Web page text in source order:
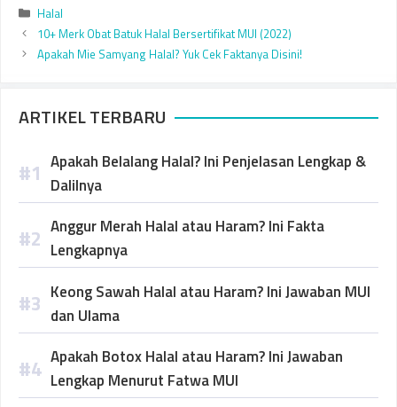
Categories
Halal
10+ Merk Obat Batuk Halal Bersertifikat MUI (2022)
Apakah Mie Samyang Halal? Yuk Cek Faktanya Disini!
ARTIKEL TERBARU
Apakah Belalang Halal? Ini Penjelasan Lengkap &
Dalilnya
Anggur Merah Halal atau Haram? Ini Fakta
Lengkapnya
Keong Sawah Halal atau Haram? Ini Jawaban MUI
dan Ulama
Apakah Botox Halal atau Haram? Ini Jawaban
Lengkap Menurut Fatwa MUI